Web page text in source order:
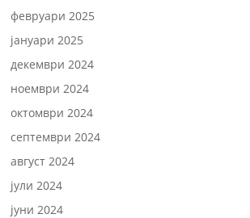
февруари 2025
јануари 2025
декември 2024
ноември 2024
октомври 2024
септември 2024
август 2024
јули 2024
јуни 2024